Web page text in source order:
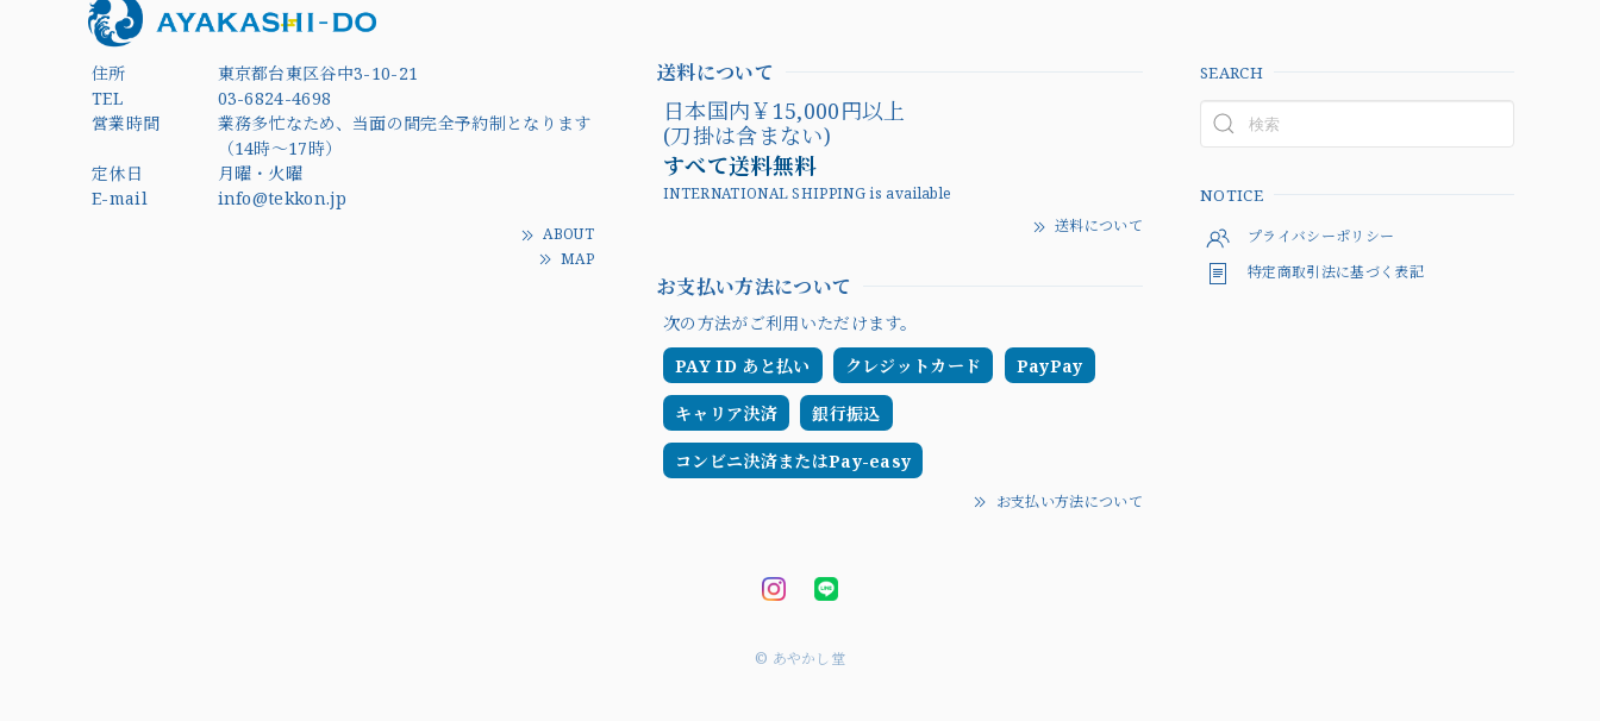
住所
東京都台東区谷中3-10-21
TEL
03-6824-4698
営業時間
業務多忙なため、当面の間完全予約制となります
（14時～17時）
定休日
月曜・火曜
E-mail
info@tekkon.jp
ABOUT
MAP
送料について
日本国内￥15,000円以上
(刀掛は含まない)
すべて送料無料
INTERNATIONAL SHIPPING is available
送料について
お支払い方法について
次の方法がご利用いただけます。
PAY ID あと払い
クレジットカード PayPay
キャリア決済 銀行振込
コンビニ決済またはPay-easy
お支払い方法について
SEARCH
NOTICE
プライバシーポリシー
特定商取引法に基づく表記
© あやかし堂